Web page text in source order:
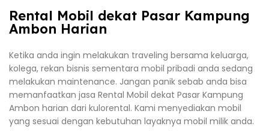
Rental Mobil dekat Pasar Kampung
Ambon Harian
Ketika anda ingin melakukan traveling bersama keluarga,
kolega, rekan bisnis sementara mobil pribadi anda sedang
melakukan maintenance. Jangan panik sebab anda bisa
memanfaatkan jasa Rental Mobil dekat Pasar Kampung
Ambon harian dari kulorental. Kami menyediakan mobil
yang sesuai dengan kebutuhan layaknya mobil milik anda.